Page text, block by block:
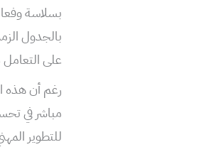
بسلاسة
بالجدول
على
رغم أن هذه
للتطوير